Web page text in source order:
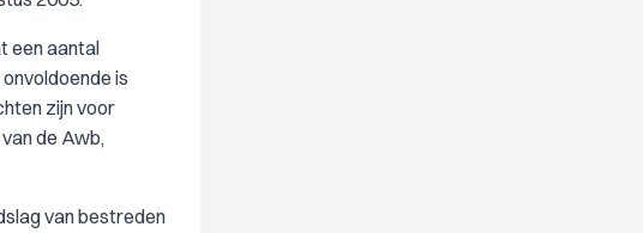
een aantal
is
zijn voor
de Awb,
van bestreden